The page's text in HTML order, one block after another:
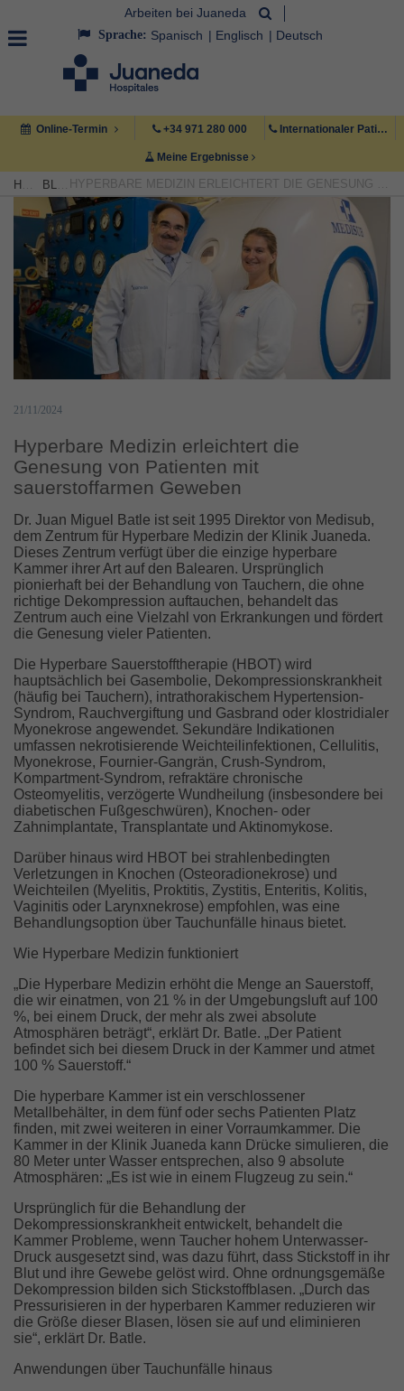
Arbeiten bei Juaneda
Sprache: Spanisch Englisch Deutsch
Online-Termin +34 971 280 000 Internationaler Patient +34 971 222 222
Meine Ergebnisse
HOME BLOG HYPERBARE MEDIZIN ERLEICHTERT DIE GENESUNG VON PATIENTEN MIT SAUERSTOFFARMEN GEWEBEN
21/11/2024
Hyperbare Medizin erleichtert die
Genesung von Patienten mit
sauerstoffarmen Geweben
Dr. Juan Miguel Batle ist seit 1995 Direktor von Medisub,
dem Zentrum für Hyperbare Medizin der Klinik Juaneda.
Dieses Zentrum verfügt über die einzige hyperbare
Kammer ihrer Art auf den Balearen. Ursprünglich
pionierhaft bei der Behandlung von Tauchern, die ohne
richtige Dekompression auftauchen, behandelt das
Zentrum auch eine Vielzahl von Erkrankungen und fördert
die Genesung vieler Patienten.
Die Hyperbare Sauerstofftherapie (HBOT) wird
hauptsächlich bei Gasembolie, Dekompressionskrankheit
(häufig bei Tauchern), intrathorakischem Hypertension-
Syndrom, Rauchvergiftung und Gasbrand oder klostridialer
Myonekrose angewendet. Sekundäre Indikationen
umfassen nekrotisierende Weichteilinfektionen, Cellulitis,
Myonekrose, Fournier-Gangrän, Crush-Syndrom,
Kompartment-Syndrom, refraktäre chronische
Osteomyelitis, verzögerte Wundheilung (insbesondere bei
diabetischen Fußgeschwüren), Knochen- oder
Zahnimplantate, Transplantate und Aktinomykose.
Darüber hinaus wird HBOT bei strahlenbedingten
Verletzungen in Knochen (Osteoradionekrose) und
Weichteilen (Myelitis, Proktitis, Zystitis, Enteritis, Kolitis,
Vaginitis oder Larynxnekrose) empfohlen, was eine
Behandlungsoption über Tauchunfälle hinaus bietet.
Wie Hyperbare Medizin funktioniert
„Die Hyperbare Medizin erhöht die Menge an Sauerstoff,
die wir einatmen, von 21 % in der Umgebungsluft auf 100
%, bei einem Druck, der mehr als zwei absolute
Atmosphären beträgt“, erklärt Dr. Batle. „Der Patient
befindet sich bei diesem Druck in der Kammer und atmet
100 % Sauerstoff.“
Die hyperbare Kammer ist ein verschlossener
Metallbehälter, in dem fünf oder sechs Patienten Platz
finden, mit zwei weiteren in einer Vorraumkammer. Die
Kammer in der Klinik Juaneda kann Drücke simulieren, die
80 Meter unter Wasser entsprechen, also 9 absolute
Atmosphären: „Es ist wie in einem Flugzeug zu sein.“
Ursprünglich für die Behandlung der
Dekompressionskrankheit entwickelt, behandelt die
Kammer Probleme, wenn Taucher hohem Unterwasser-
Druck ausgesetzt sind, was dazu führt, dass Stickstoff in ihr
Blut und ihre Gewebe gelöst wird. Ohne ordnungsgemäße
Dekompression bilden sich Stickstoffblasen. „Durch das
Pressurisieren in der hyperbaren Kammer reduzieren wir
die Größe dieser Blasen, lösen sie auf und eliminieren
sie“, erklärt Dr. Batle.
Anwendungen über Tauchunfälle hinaus